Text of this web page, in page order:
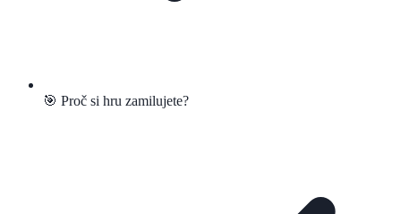
🎯 Proč si hru zamilujete?